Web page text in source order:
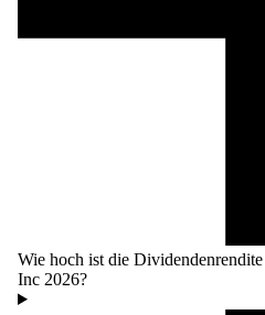
Wie hoch ist die
Inc 2026?